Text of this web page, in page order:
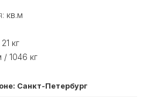
кв.м
кг
1046 кг
Санкт-Петербург